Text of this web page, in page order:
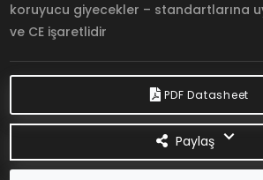
koruyucu giyecekler – standartlarına
ve CE işaretlidir
PDF Datasheet
Paylaş